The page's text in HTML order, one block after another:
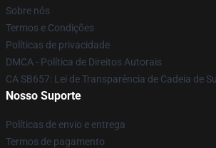
Sobre nós
Termos e Condições
Políticas de privacidade
DMCA - Política de Direitos Autorais
CA SB657: Lei de Transparência de Cadeia de
Nosso Suporte
Políticas de envio e entrega
Termos de pagamento